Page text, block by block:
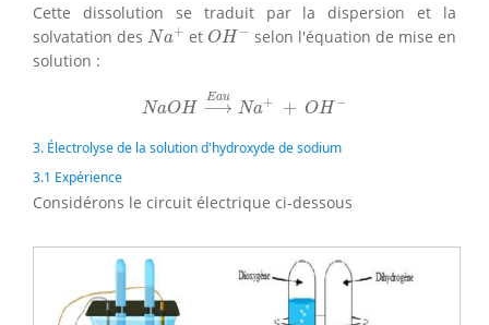
Cette dissolution se traduit par la dispersion et la
solvatation des Na+
Na + et OH −
OH− selon l'équation de mise en
solution :
NaOH
Eau
⟶ Na+ + OH −
⟶E
3. Électrolyse de la solution d'hydroxyde de sodium
3.1 Expérience
Considérons le circuit électrique ci-dessous